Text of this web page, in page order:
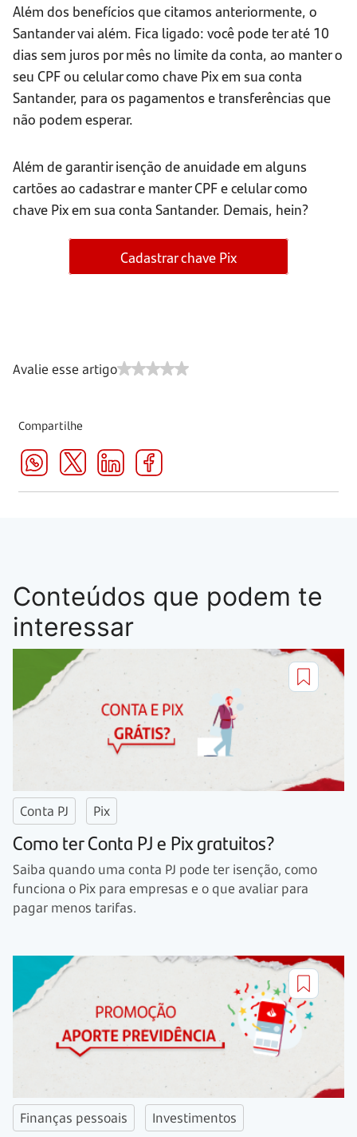
Além dos benefícios que citamos anteriormente, o
Santander vai além. Fica ligado: você pode ter até 10
dias sem juros por mês no limite da conta, ao manter o
seu CPF ou celular como chave Pix em sua conta
Santander, para os pagamentos e transferências que
não podem esperar.
Além de garantir isenção de anuidade em alguns
cartões ao cadastrar e manter CPF e celular como
chave Pix em sua conta Santander. Demais, hein?
Cadastrar chave Pix
Avalie esse artigo
Compartilhe
Conteúdos que podem te
interessar
Conta PJ Pix
Como ter Conta PJ e Pix gratuitos?
Saiba quando uma conta PJ pode ter isenção, como
funciona o Pix para empresas e o que avaliar para
pagar menos tarifas.
Finanças pessoais Investimentos